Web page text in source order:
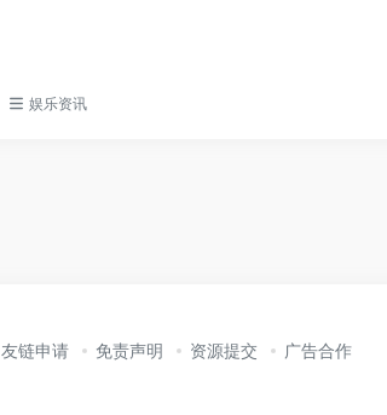
娱乐资讯
友链申请 免责声明 资源提交 广告合作